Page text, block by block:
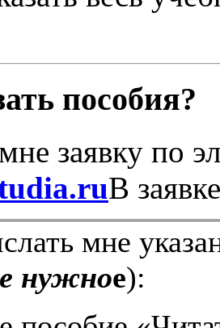
пособия?
заявку по
В
мне
нужное):